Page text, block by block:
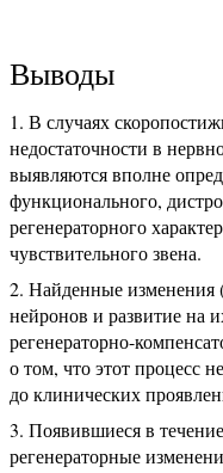
Выводы
В случаях
недостаточности в
выявляются вполне
функционального,
регенераторного
чувствительного звена.
Найденные изменения
нейронов и развитие на
регенераторно-
о том, что этот процесс
до клинических
Появившиеся в
регенераторные